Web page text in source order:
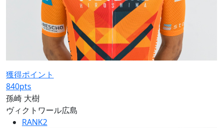
獲得ポイント
840pts
孫崎 大樹
ヴィクトワール広島
RANK2